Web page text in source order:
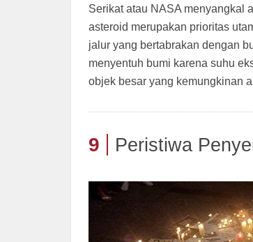
Serikat atau NASA menyangkal
asteroid merupakan prioritas
jalur yang bertabrakan dengan
menyentuh bumi karena suhu
objek besar yang kemungkinan
9 Peristiwa